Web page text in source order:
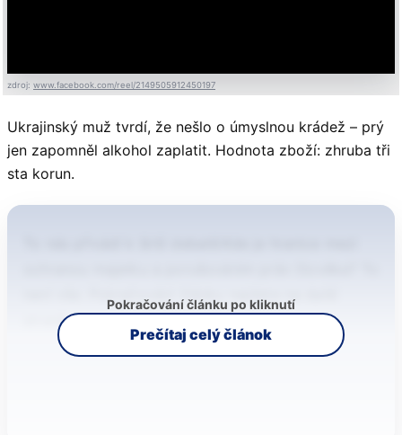
zdroj: www.facebook.com/reel/2149505912450197
Ukrajinský muž tvrdí, že nešlo o úmyslnou krádež – prý
jen zapomněl alkohol zaplatit. Hodnota zboží: zhruba tři
sta korun.
není vše. Pokračování článku najdete na další
straně ↓
Pokračování článku po kliknutí
Prečítaj celý článok